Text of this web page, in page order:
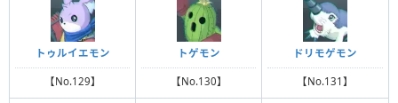
トゥルイエモン
【No.129】
トゲモン
【No.130】
ドリモゲモン
【No.131】